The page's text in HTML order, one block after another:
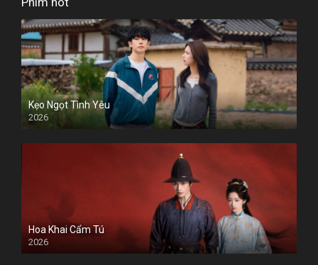
Kẹo Ngọt Tình Yêu
2026
Hoa Khai Cẩm Tú
2026